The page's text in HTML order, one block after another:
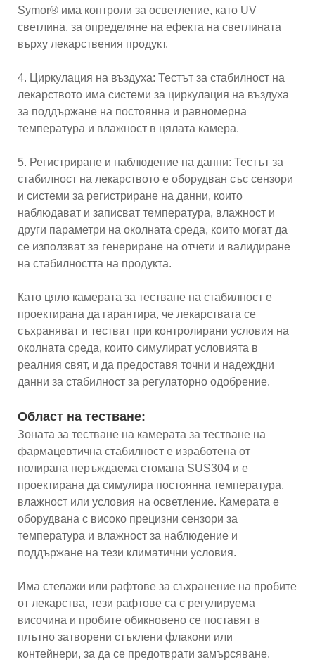
Symor® има контроли за осветление, като UV
светлина, за определяне на ефекта на светлината
върху лекарствения продукт.
4. Циркулация на въздуха: Тестът за стабилност на
лекарството има системи за циркулация на въздуха
за поддържане на постоянна и равномерна
температура и влажност в цялата камера.
5. Регистриране и наблюдение на данни: Тестът за
стабилност на лекарството е оборудван със сензори
и системи за регистриране на данни, които
наблюдават и записват температура, влажност и
други параметри на околната среда, които могат да
се използват за генериране на отчети и валидиране
на стабилността на продукта.
Като цяло камерата за тестване на стабилност е
проектирана да гарантира, че лекарствата се
съхраняват и тестват при контролирани условия на
околната среда, които симулират условията в
реалния свят, и да предоставя точни и надеждни
данни за стабилност за регулаторно одобрение.
Област на тестване:
Зоната за тестване на камерата за тестване на
фармацевтична стабилност е изработена от
полирана неръждаема стомана SUS304 и е
проектирана да симулира постоянна температура,
влажност или условия на осветление. Камерата е
оборудвана с високо прецизни сензори за
температура и влажност за наблюдение и
поддържане на тези климатични условия.
Има стелажи или рафтове за съхранение на пробите
от лекарства, тези рафтове са с регулируема
височина и пробите обикновено се поставят в
плътно затворени стъклени флакони или
контейнери, за да се предотврати замърсяване.